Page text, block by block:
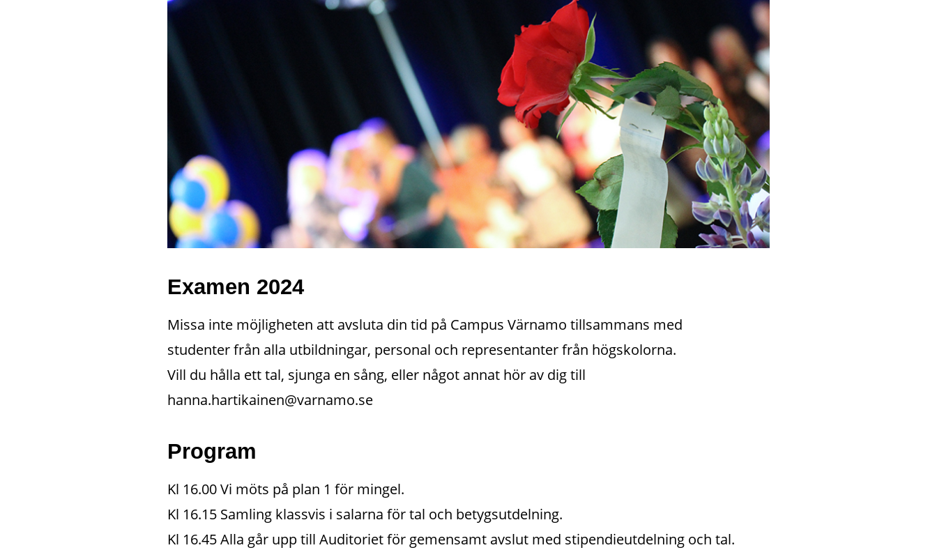
Examen 2024
Missa inte möjligheten att avsluta din tid på Campus Värnamo tillsammans med
studenter från alla utbildningar, personal och representanter från högskolorna.
Vill du hålla ett tal, sjunga en sång, eller något annat hör av dig till
hanna.hartikainen@varnamo.se
Program
Kl 16.00 Vi möts på plan 1 för mingel.
Kl 16.15 Samling klassvis i salarna för tal och betygsutdelning.
Kl 16.45 Alla går upp till Auditoriet för gemensamt avslut med stipendieutdelning och tal.